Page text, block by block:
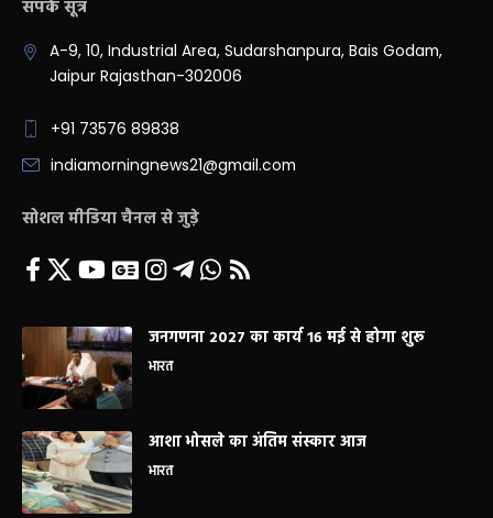
संपर्क सूत्र
A-9, 10, Industrial Area, Sudarshanpura, Bais Godam,
Jaipur Rajasthan-302006
+91 73576 89838
indiamorningnews21@gmail.com
सोशल मीडिया चैनल से जुड़े
जनगणना 2027 का कार्य 16 मई से होगा शुरू
भारत
आशा भोसले का अंतिम संस्कार आज
भारत